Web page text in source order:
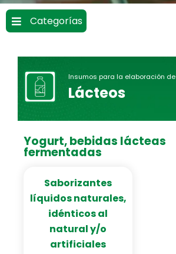
Categorías
Insumos para la elaboración de
Lácteos
Yogurt, bebidas lácteas
fermentadas
Saborizantes
líquidos naturales,
idénticos al
natural y/o
artificiales